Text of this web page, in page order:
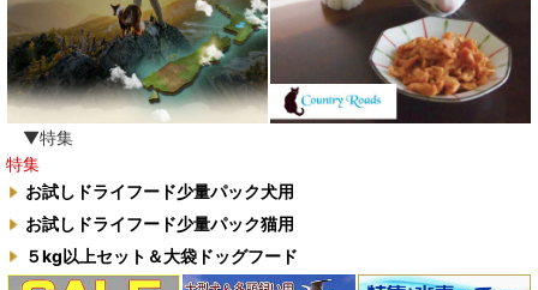
▼特集
特集
お試しドライフード少量パック犬用
お試しドライフード少量パック猫用
５kg以上セット＆大袋ドッグフード